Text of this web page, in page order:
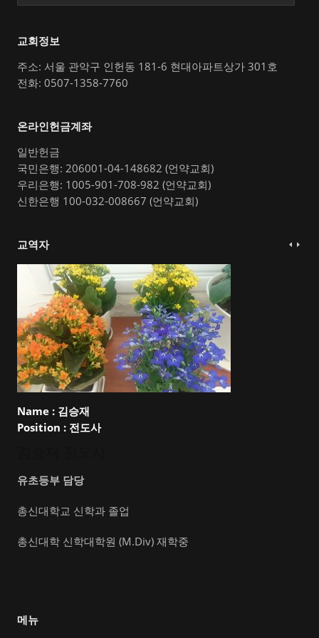
교회정보
주소: 서울 관악구 인헌동 181-6 현대아파트상가 301호
전화: 0507-1358-7760
온라인헌금계좌
일반헌금
국민은행: 206001-04-148682 (언약교회)
우리은행: 1005-901-708-982 (언약교회)
신한은행 100-032-008667 (언약교회)
교역자
Name : 김승재
Position : 전도사
유초등부 담당
총신대학교 신학과 졸업
총신대학 신학대학원 (M.Div) 재학중
메뉴